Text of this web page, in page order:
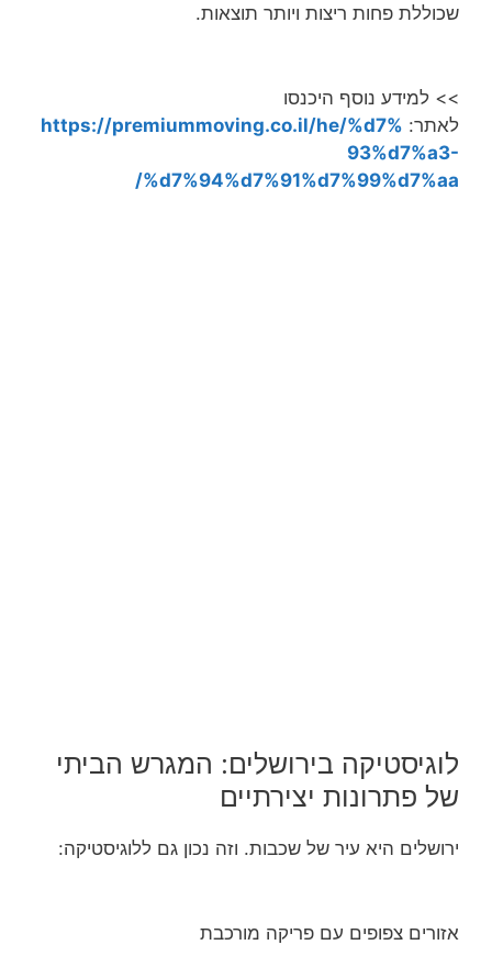
שכוללת פחות ריצות ויותר תוצאות.
>> למידע נוסף היכנסו
לאתר: https://premiummoving.co.il/he/%d7%
93%d7%a3-
%d7%94%d7%91%d7%99%d7%aa/
לוגיסטיקה בירושלים: המגרש הביתי
של פתרונות יצירתיים
ירושלים היא עיר של שכבות. וזה נכון גם ללוגיסטיקה:
אזורים צפופים עם פריקה מורכבת